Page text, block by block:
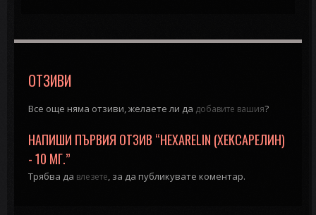
ОТЗИВИ
Все още няма отзиви, желаете ли да добавите вашия?
НАПИШИ ПЪРВИЯ ОТЗИВ “HEXARELIN (ХЕКСАРЕЛИН)
- 10 МГ.”
Трябва да влезете, за да публикувате коментар.